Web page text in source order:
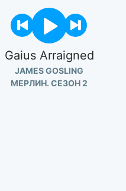
Gaius Arraigned
JAMES GOSLING
МЕРЛИН. СЕЗОН 2